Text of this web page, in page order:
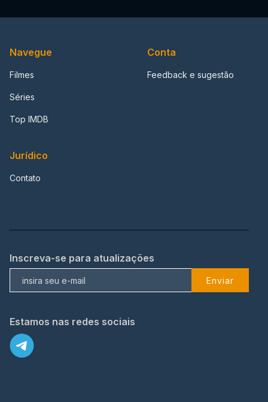
Navegue
Filmes
Séries
Top IMDB
Conta
Feedback e sugestão
Jurídico
Contato
Inscreva-se para atualizações
Enviar
Estamos nas redes sociais